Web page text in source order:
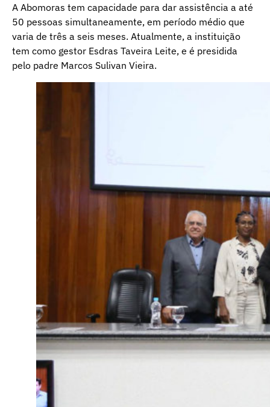
A Abomoras tem capacidade para dar assistência a até
50 pessoas simultaneamente, em período médio que
varia de três a seis meses. Atualmente, a instituição
tem como gestor Esdras Taveira Leite, e é presidida
pelo padre Marcos Sulivan Vieira.